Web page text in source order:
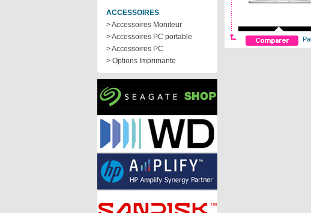
ACCESSOIRES
> Accessoires Moniteur
> Accessoires PC portable
> Accessoires PC
> Options Imprimante